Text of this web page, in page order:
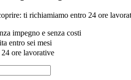
ti richiamiamo entro 24 ore
impegno e senza costi
entro sei mesi
ore lavorative